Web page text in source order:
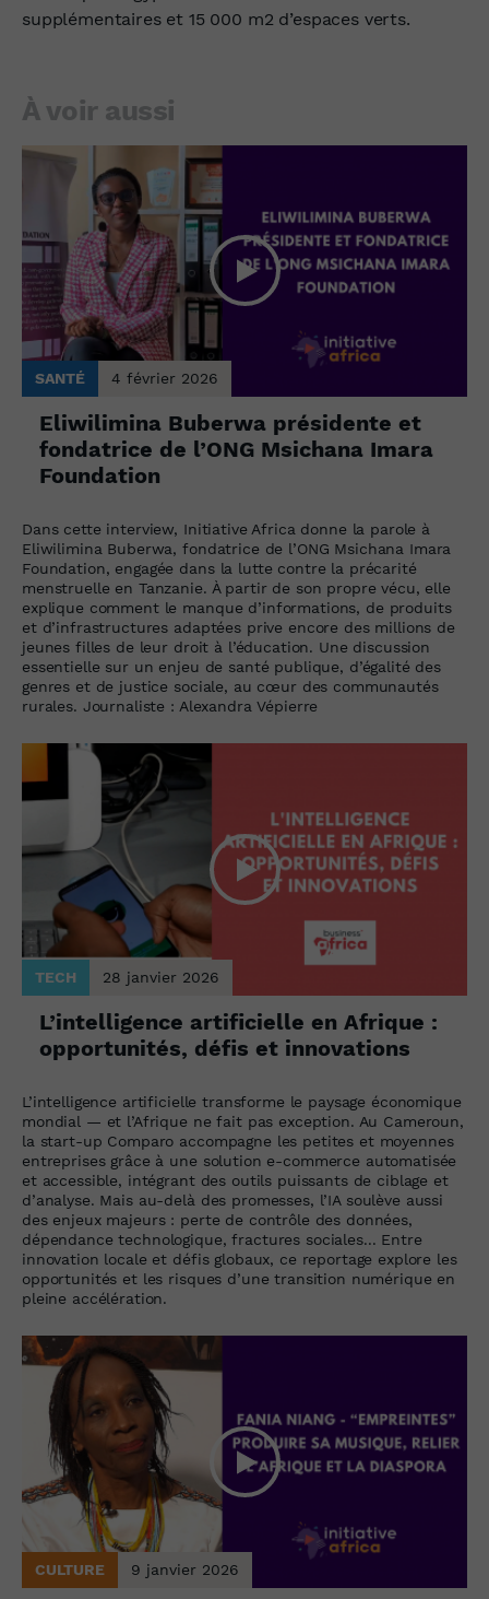
supplémentaires et 15 000 m2 d’espaces verts.
À voir aussi
SANTÉ 4 février 2026
Eliwilimina Buberwa présidente et
fondatrice de l’ONG Msichana Imara
Foundation
Dans cette interview, Initiative Africa donne la parole à
Eliwilimina Buberwa, fondatrice de l’ONG Msichana Imara
Foundation, engagée dans la lutte contre la précarité
menstruelle en Tanzanie. À partir de son propre vécu, elle
explique comment le manque d’informations, de produits
et d’infrastructures adaptées prive encore des millions de
jeunes filles de leur droit à l’éducation. Une discussion
essentielle sur un enjeu de santé publique, d’égalité des
genres et de justice sociale, au cœur des communautés
rurales. Journaliste : Alexandra Vépierre
TECH 28 janvier 2026
L’intelligence artificielle en Afrique :
opportunités, défis et innovations
L’intelligence artificielle transforme le paysage économique
mondial — et l’Afrique ne fait pas exception. Au Cameroun,
la start-up Comparo accompagne les petites et moyennes
entreprises grâce à une solution e-commerce automatisée
et accessible, intégrant des outils puissants de ciblage et
d’analyse. Mais au-delà des promesses, l’IA soulève aussi
des enjeux majeurs : perte de contrôle des données,
dépendance technologique, fractures sociales... Entre
innovation locale et défis globaux, ce reportage explore les
opportunités et les risques d’une transition numérique en
pleine accélération.
CULTURE 9 janvier 2026